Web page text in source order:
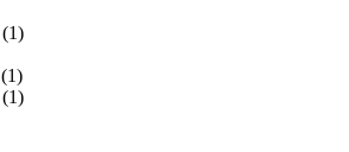
(1)
(1)
(1)